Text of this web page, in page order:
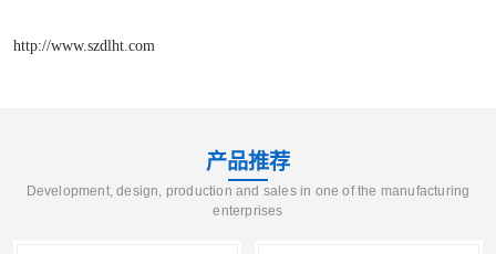
http://www.szdlht.com
产品推荐
Development, design, production and sales in one of the manufacturing
enterprises